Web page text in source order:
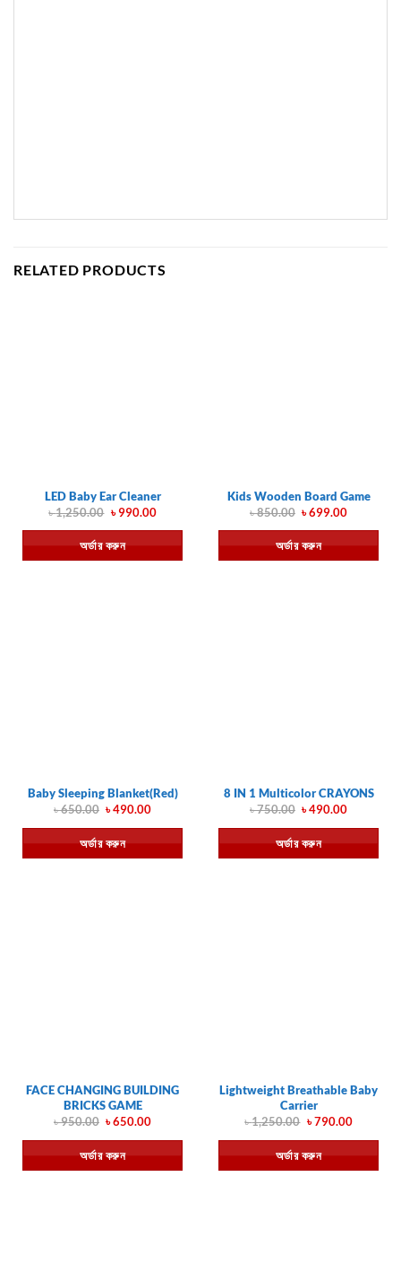
RELATED PRODUCTS
LED Baby Ear Cleaner
৳1,250.00 Original
was:
৳ 1,250.00.
৳990.00Current
is:
৳ 990.00.
অর্ডার করুন
Kids Wooden Board Game
৳850.00 Original
was:
৳ 850.00.
৳699.00Current
is:
৳ 699.00.
অর্ডার করুন
Baby Sleeping Blanket(Red)
৳650.00 Original
was:
৳ 650.00.
৳490.00Current
is:
৳ 490.00.
অর্ডার করুন
8 IN 1 Multicolor CRAYONS
৳750.00 Original
was:
৳ 750.00.
৳490.00Current
is:
৳ 490.00.
অর্ডার করুন
FACE CHANGING BUILDING
BRICKS GAME
৳950.00 Original
was:
৳ 950.00.
৳650.00Current
is:
৳ 650.00.
অর্ডার করুন
Lightweight Breathable Baby
Carrier
৳1,250.00 Original
was:
৳ 1,250.00.
৳790.00Current
is:
৳ 790.00.
অর্ডার করুন